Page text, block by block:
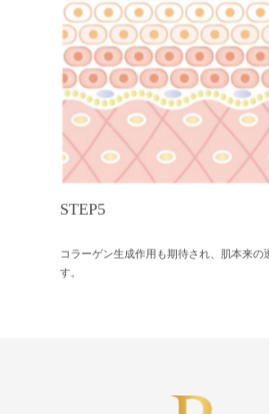
STEP5
コラーゲン生成作用も期待され、肌本来の
す。